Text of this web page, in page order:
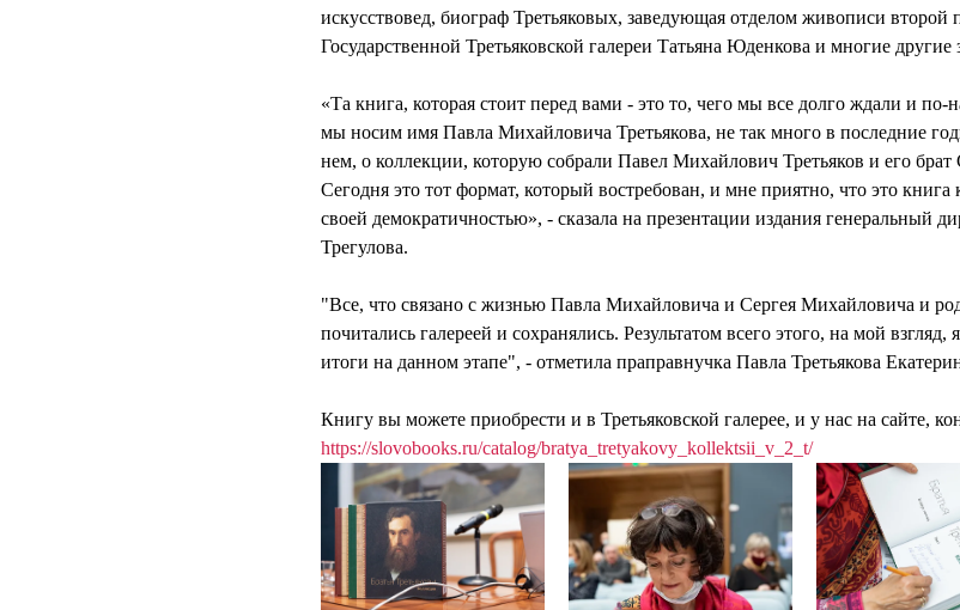
искусствовед, биограф Третьяковых, заведующая отделом живописи
Государственной Третьяковской галереи Татьяна Юденкова и многие другие
«Та книга, которая стоит перед вами - это то, чего мы все долго ждали и
мы носим имя Павла Михайловича Третьякова, не так много в последние
нем, о коллекции, которую собрали Павел Михайлович Третьяков и его
Сегодня это тот формат, который востребован, и мне приятно, что это книга
своей демократичностью», - сказала на презентации издания генеральный
Трегулова.
"Все, что связано с жизнью Павла Михайловича и Сергея Михайловича и
почитались галереей и сохранялись. Результатом всего этого, на мой взгляд,
итоги на данном этапе", - отметила праправнучка Павла Третьякова
Книгу вы можете приобрести и в Третьяковской галерее, и у нас на сайте,
https://slovobooks.ru/catalog/bratya_tretyakovy_kollektsii_v_2_t/